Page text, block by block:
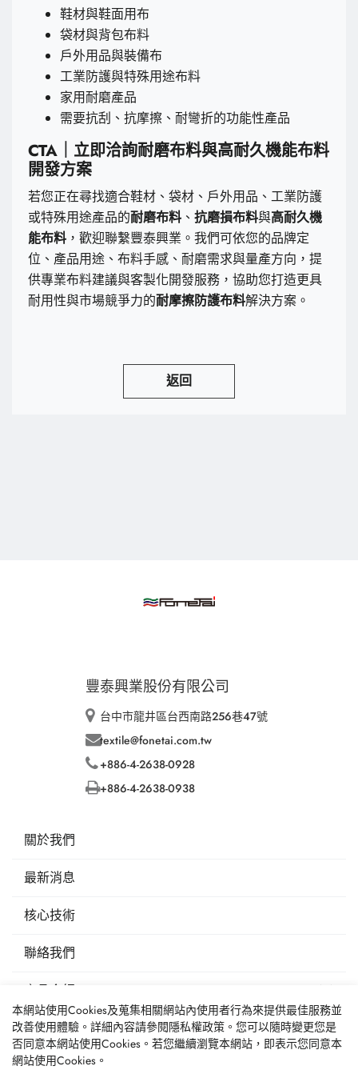
鞋材與鞋面用布
袋材與背包布料
戶外用品與裝備布
工業防護與特殊用途布料
家用耐磨產品
需要抗刮、抗摩擦、耐彎折的功能性產品
CTA｜立即洽詢耐磨布料與高耐久機能布料
開發方案
若您正在尋找適合鞋材、袋材、戶外用品、工業防護
或特殊用途產品的耐磨布料 、 抗磨損布料與高耐久機
能布料 ，歡迎聯繫豐泰興業。我們可依您的品牌定
位、產品用途、布料手感、耐磨需求與量產方向，提
供專業布料建議與客製化開發服務，協助您打造更具
耐用性與市場競爭力的耐摩擦防護布料解決方案。
返回
豐泰興業股份有限公司
台中市龍井區台西南路256巷47號
textile@fonetai.com.tw
+886-4-2638-0928
+886-4-2638-0938
關於我們
最新消息
核心技術
聯絡我們
產品介紹
環保布料
機能用布
本網站使用Cookies及蒐集相關網站內使用者行為來提供最佳服務並
改善使用體驗。詳細內容請參閱隱私權政策 。您可以隨時變更您是
否同意本網站使用Cookies。若您繼續瀏覽本網站，即表示您同意本
網站使用Cookies。